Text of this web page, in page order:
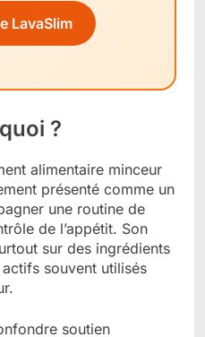
LavaSlim
?
alimentaire minceur
présenté comme un
une routine de
de l’appétit. Son
sur des ingrédients
souvent utilisés
soutien